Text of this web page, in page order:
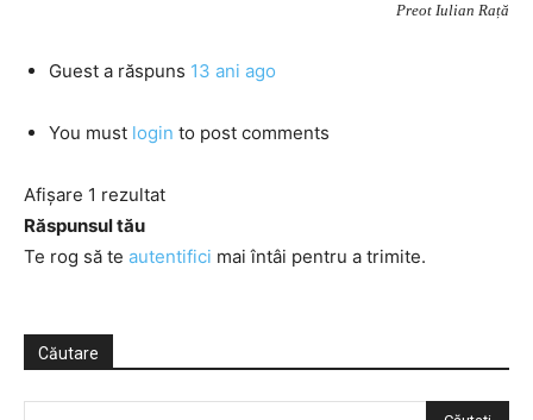
Preot Iulian Rață
Guest a răspuns 13 ani ago
You must login to post comments
Afișare 1 rezultat
Răspunsul tău
Te rog să te autentifici mai întâi pentru a trimite.
Căutare